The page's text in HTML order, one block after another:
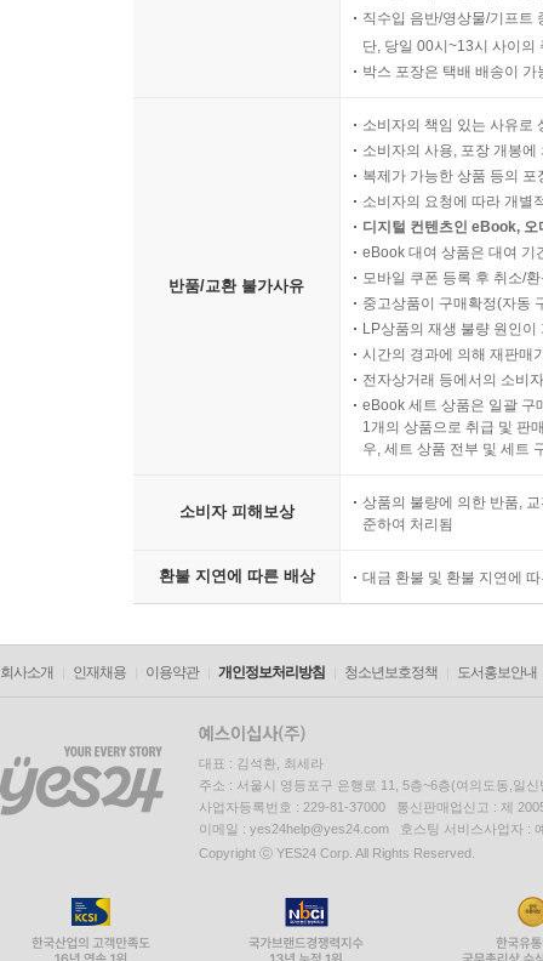
직수입 음반/영상물/기프트
단, 당일 00시~13시 사이의
박스 포장은 택배 배송이
반품/교환 불가사유
소비자의 책임 있는 사유로
소비자의 사용, 포장 개봉
복제가 가능한 상품 등의
소비자의 요청에 따라 개별
디지털 컨텐츠인 eBook,
eBook 대여 상품은 대여 기
모바일 쿠폰 등록 후 취소/
중고상품이 구매확정(자동
LP상품의 재생 불량 원인
시간의 경과에 의해 재판매
전자상거래 등에서의 소비
eBook 세트 상품은 일괄 구
1개의 상품으로 취급 및 판
우, 세트 상품 전부 및 세트
소비자 피해보상
상품의 불량에 의한 반품,
준하여 처리됨
환불 지연에 따른 배상 대금 환불 및 환불 지연에
회사소개 인재채용 이용약관 개인정보처리방침 청소년보호정책 도서홍보안내
대표 : 김석환, 최세라
주소 : 서울시 영등포구 은행로 11, 5층~6층(여의도동,일신
사업자등록번호 : 229-81-37000 통신판매업신고 : 제
이메일 : yes24help@yes24.com 호스팅 서비스사업자 :
Copyright ⓒ YES24 Corp. All Rights Reserved.